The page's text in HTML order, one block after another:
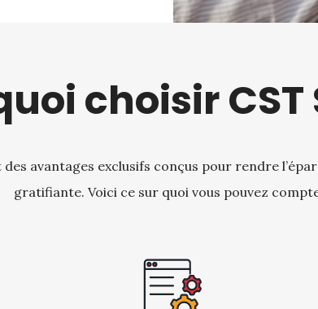
choisir CST
avantages exclusifs conçus pour rendre
gratifiante. Voici ce sur quoi vous pouvez